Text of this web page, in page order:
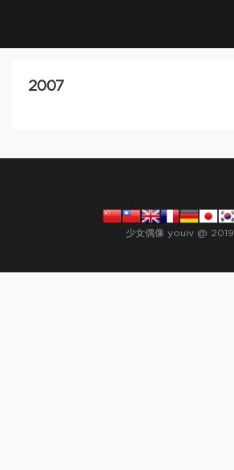
2007
少女偶像 youiv @ 2019